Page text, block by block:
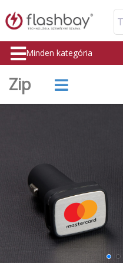
Minden kategória
Zip